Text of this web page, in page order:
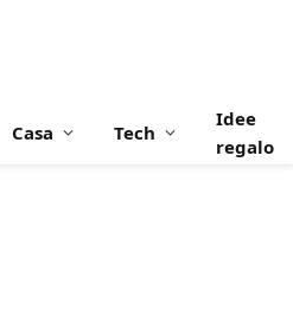
Casa Tech
Idee
regalo